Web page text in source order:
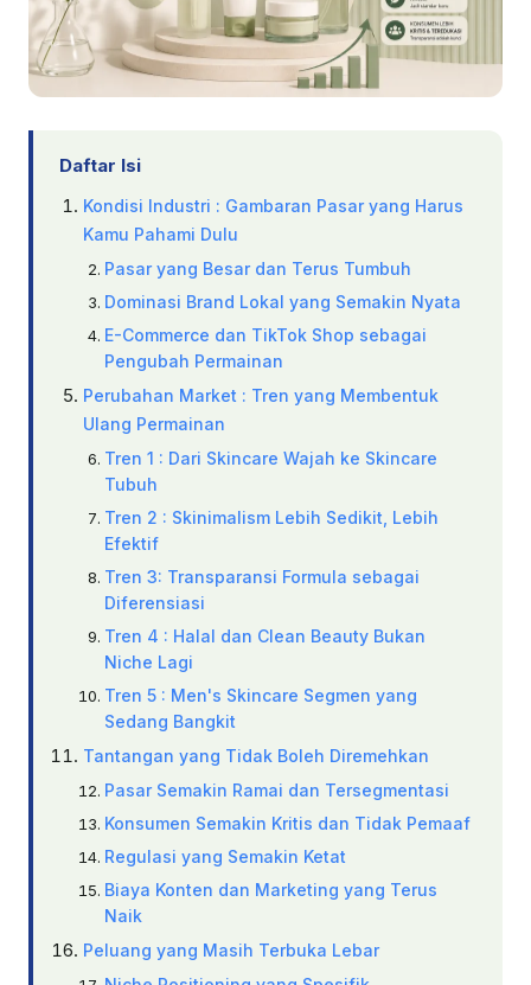
Daftar Isi
Kondisi Industri : Gambaran Pasar yang Harus
Kamu Pahami Dulu
Pasar yang Besar dan Terus Tumbuh
Dominasi Brand Lokal yang Semakin Nyata
E-Commerce dan TikTok Shop sebagai
Pengubah Permainan
Perubahan Market : Tren yang Membentuk
Ulang Permainan
Tren 1 : Dari Skincare Wajah ke Skincare
Tubuh
Tren 2 : Skinimalism Lebih Sedikit, Lebih
Efektif
Tren 3: Transparansi Formula sebagai
Diferensiasi
Tren 4 : Halal dan Clean Beauty Bukan
Niche Lagi
Tren 5 : Men's Skincare Segmen yang
Sedang Bangkit
Tantangan yang Tidak Boleh Diremehkan
Pasar Semakin Ramai dan Tersegmentasi
Konsumen Semakin Kritis dan Tidak Pemaaf
Regulasi yang Semakin Ketat
Biaya Konten dan Marketing yang Terus
Naik
Peluang yang Masih Terbuka Lebar